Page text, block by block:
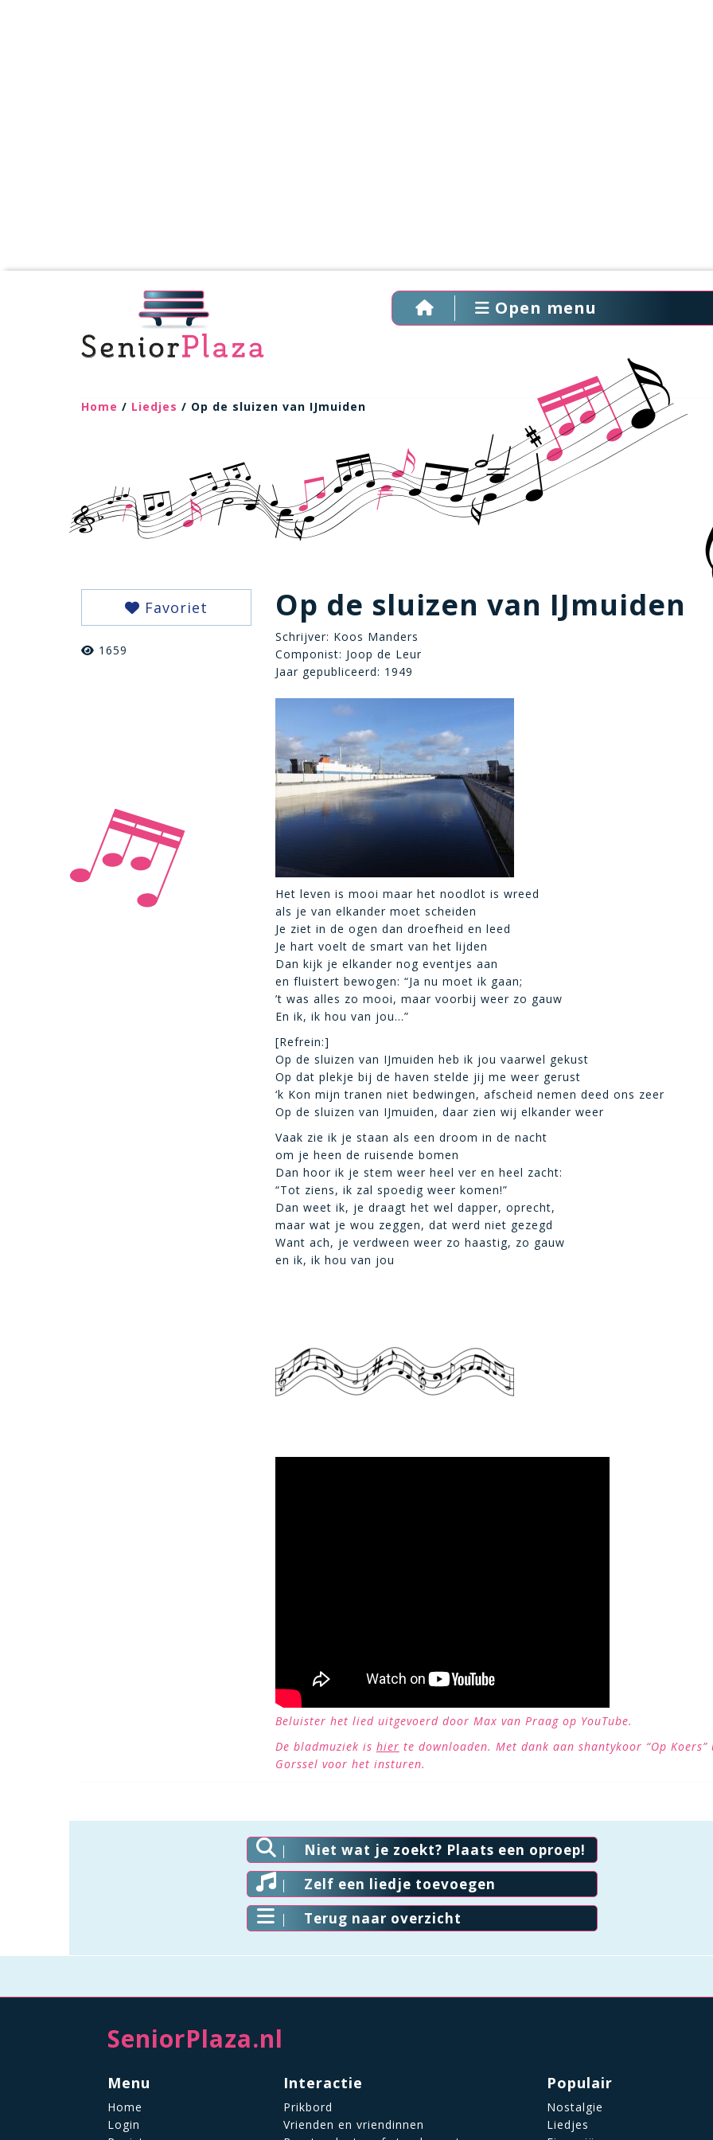
Open menu
Home / Liedjes / Op de sluizen van IJmuiden
Favoriet
1659
Op de sluizen van IJmuiden
Schrijver: Koos Manders
Componist: Joop de Leur
Jaar gepubliceerd: 1949
Het leven is mooi maar het noodlot is wreed
als je van elkander moet scheiden
Je ziet in de ogen dan droefheid en leed
Je hart voelt de smart van het lijden
Dan kijk je elkander nog eventjes aan
en fluistert bewogen: “Ja nu moet ik gaan;
’t was alles zo mooi, maar voorbij weer zo gauw
En ik, ik hou van jou…”
[Refrein:]
Op de sluizen van IJmuiden heb ik jou vaarwel gekust
Op dat plekje bij de haven stelde jij me weer gerust
‘k Kon mijn tranen niet bedwingen, afscheid nemen deed ons zeer
Op de sluizen van IJmuiden, daar zien wij elkander weer
Vaak zie ik je staan als een droom in de nacht
om je heen de ruisende bomen
Dan hoor ik je stem weer heel ver en heel zacht:
“Tot ziens, ik zal spoedig weer komen!”
Dan weet ik, je draagt het wel dapper, oprecht,
maar wat je wou zeggen, dat werd niet gezegd
Want ach, je verdween weer zo haastig, zo gauw
en ik, ik hou van jou
Beluister het lied uitgevoerd door Max van Praag op YouTube.
De bladmuziek is hier te downloaden. Met dank aan shantykoor “Op Koers”
Gorssel voor het insturen.
Niet wat je zoekt? Plaats een oproep!
Zelf een liedje toevoegen
Terug naar overzicht
SeniorPlaza.nl
Menu
Home
Login
Interactie
Prikbord
Vrienden en vriendinnen
Populair
Nostalgie
Liedjes